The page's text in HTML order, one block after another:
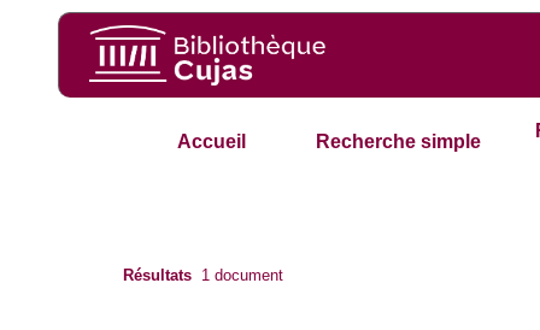
Accueil Recherche simple
Résultats 1 document